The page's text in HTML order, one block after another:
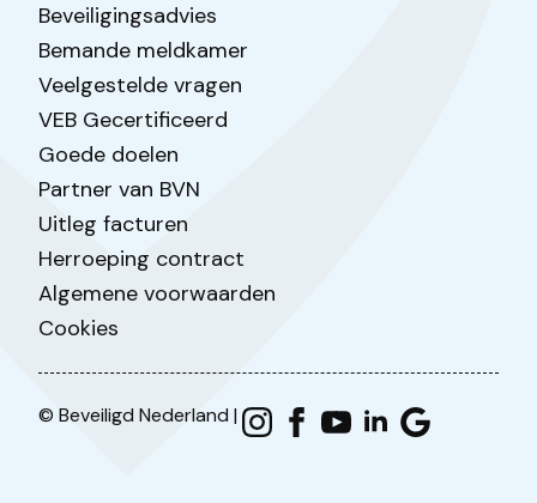
Beveiligingsadvies
Bemande meldkamer
Veelgestelde vragen
VEB Gecertificeerd
Goede doelen
Partner van BVN
Uitleg facturen
Herroeping contract
Algemene voorwaarden
Cookies
© Beveiligd Nederland |